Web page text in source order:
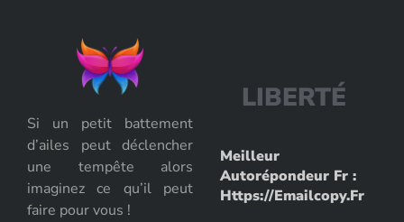
Si un petit battement
d’ailes peut déclencher
une tempête alors
imaginez ce qu’il peut
faire pour vous !
LIBERTÉ
Meilleur
Autorépondeur Fr :
Https://emailcopy.fr